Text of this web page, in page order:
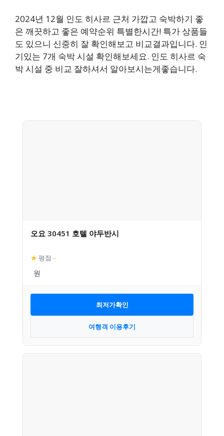
2024년 12월 인도 히사르 근처 가깝고 숙박하기 좋
은 깨끗하고 좋은 예약순위 특별한시간! 특가 상품들
도 있으니 신중히 잘 확인해보고 비교결과입니다. 인
기있는 7개 숙박 시설 확인해보세요. 인도 히사르 숙
박 시설 중 비교 잘하셔서 알아보시는게좋습니다.
오요 30451 호텔 야두반시
★ 평점 –
최저가확인
여행객 이용후기